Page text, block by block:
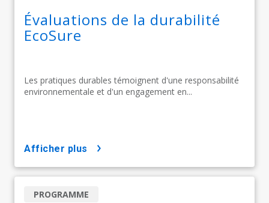
Évaluations de la durabilité
EcoSure
Les pratiques durables témoignent d'une responsabilité
environnementale et d'un engagement en...
afficher plus
PROGRAMME